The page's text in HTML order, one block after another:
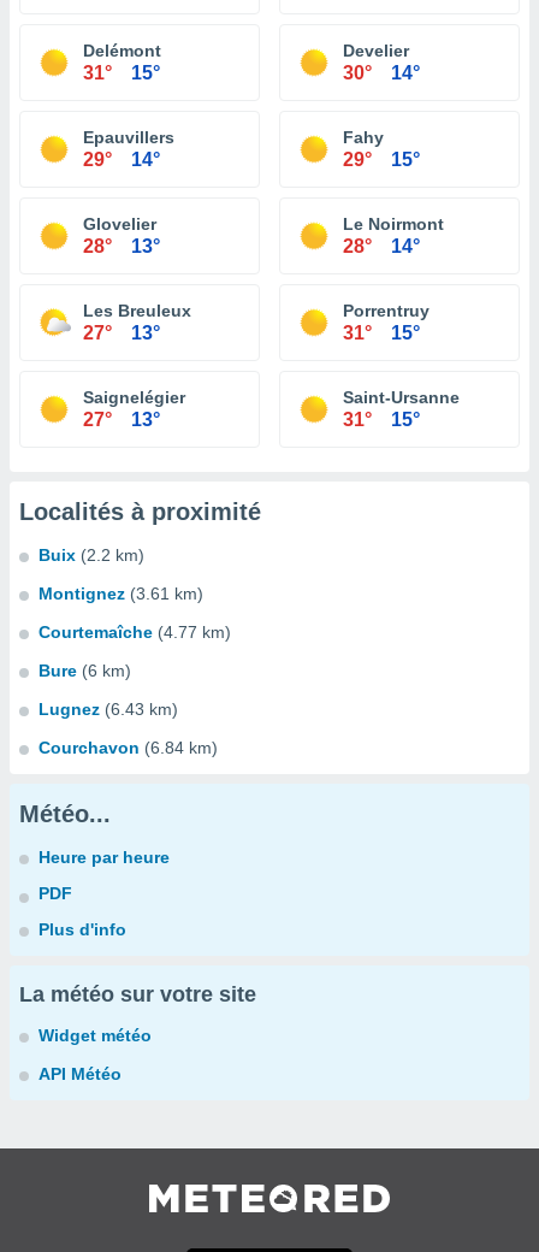
Delémont
31° 15°
Develier
30° 14°
Epauvillers
29° 14°
Fahy
29° 15°
Glovelier
28° 13°
Le Noirmont
28° 14°
Les Breuleux
27° 13°
Porrentruy
31° 15°
Saignelégier
27° 13°
Saint-Ursanne
31° 15°
Localités à proximité
Buix (2.2 km)
Montignez (3.61 km)
Courtemaîche (4.77 km)
Bure (6 km)
Lugnez (6.43 km)
Courchavon (6.84 km)
Météo...
Heure par heure
PDF
Plus d'info
La météo sur votre site
Widget météo
API Météo